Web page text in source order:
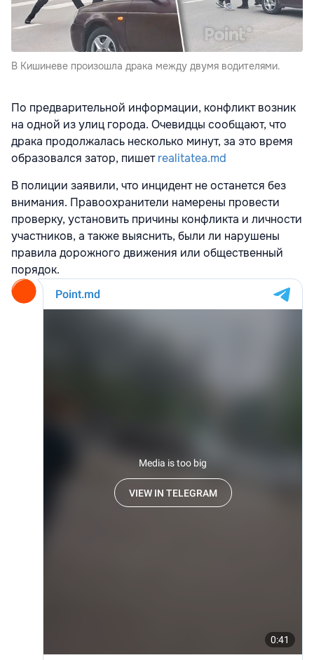
В Кишиневе произошла драка между двумя водителями.
По предварительной информации, конфликт возник
на одной из улиц города. Очевидцы сообщают, что
драка продолжалась несколько минут, за это время
образовался затор, пишетrealitatea.md
В полиции заявили, что инцидент не останется без
внимания. Правоохранители намерены провести
проверку, установить причины конфликта и личности
участников, а также выяснить, были ли нарушены
правила дорожного движения или общественный
порядок.